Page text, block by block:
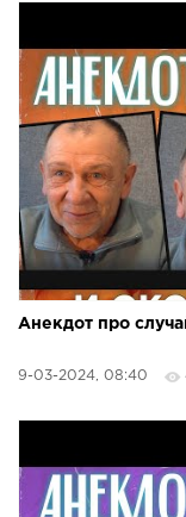
Анекдот про
9-03-2024, 08:40